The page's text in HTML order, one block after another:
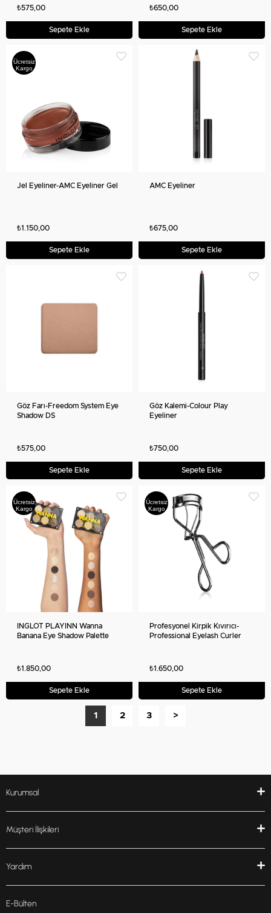
₺575,00
Sepete Ekle
₺650,00
Sepete Ekle
Ücretsiz
Kargo
Jel Eyeliner-AMC Eyeliner Gel
₺1.150,00
Sepete Ekle
AMC Eyeliner
₺675,00
Sepete Ekle
Göz Farı-Freedom System Eye
Shadow DS
₺575,00
Sepete Ekle
Göz Kalemi-Colour Play
Eyeliner
₺750,00
Sepete Ekle
Ücretsiz
Kargo
INGLOT PLAYINN Wanna
Banana Eye Shadow Palette
₺1.850,00
Sepete Ekle
Ücretsiz
Kargo
Profesyonel Kirpik Kıvırıcı-
Professional Eyelash Curler
₺1.650,00
Sepete Ekle
1 2 3 >
Kurumsal
Müşteri İlişkileri
Yardım
E-Bülten